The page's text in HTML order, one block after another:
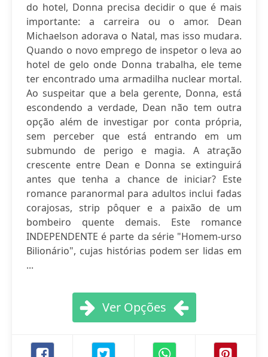
do hotel, Donna precisa decidir o que é mais
importante: a carreira ou o amor. Dean
Michaelson adorava o Natal, mas isso mudara.
Quando o novo emprego de inspetor o leva ao
hotel de gelo onde Donna trabalha, ele teme
ter encontrado uma armadilha nuclear mortal.
Ao suspeitar que a bela gerente, Donna, está
escondendo a verdade, Dean não tem outra
opção além de investigar por conta própria,
sem perceber que está entrando em um
submundo de perigo e magia. A atração
crescente entre Dean e Donna se extinguirá
antes que tenha a chance de iniciar? Este
romance paranormal para adultos inclui fadas
corajosas, strip pôquer e a paixão de um
bombeiro quente demais. Este romance
INDEPENDENTE é parte da série "Homem-urso
Bilionário", cujas histórias podem ser lidas em
...
Ver Opções